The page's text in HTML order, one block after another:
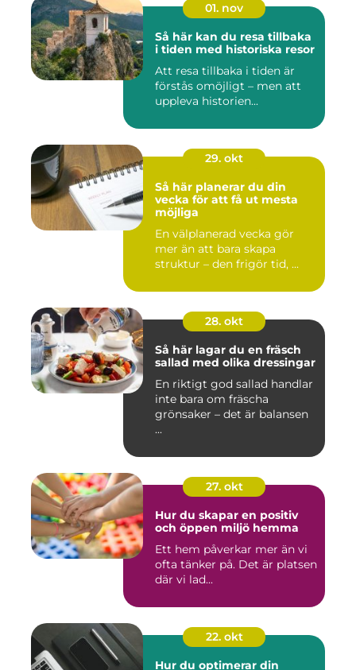
01. nov
Så här kan du resa tillbaka
i tiden med historiska resor
Att resa tillbaka i tiden är
förstås omöjligt – men att
uppleva historien...
29. okt
Så här planerar du din
vecka för att få ut mesta
möjliga
En välplanerad vecka gör
mer än att bara skapa
struktur – den frigör tid, ...
28. okt
Så här lagar du en fräsch
sallad med olika dressingar
En riktigt god sallad handlar
inte bara om fräscha
grönsaker – det är balansen
...
27. okt
Hur du skapar en positiv
och öppen miljö hemma
Ett hem påverkar mer än vi
ofta tänker på. Det är platsen
där vi lad...
22. okt
Hur du optimerar din